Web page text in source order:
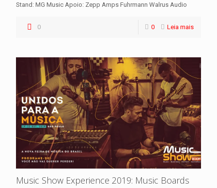
Stand: MG Music Apoio: Zepp Amps Fuhrmann Walrus Audio
0 0 Leia mais
Music Show Experience 2019: Music Boards